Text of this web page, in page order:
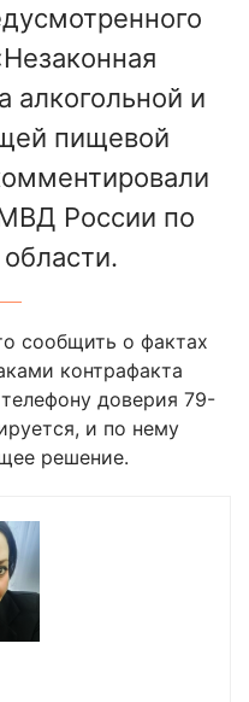
алкогольной и
пищевой
России по
сообщить о фактах
контрафакта
доверия 79-
и по нему
решение.